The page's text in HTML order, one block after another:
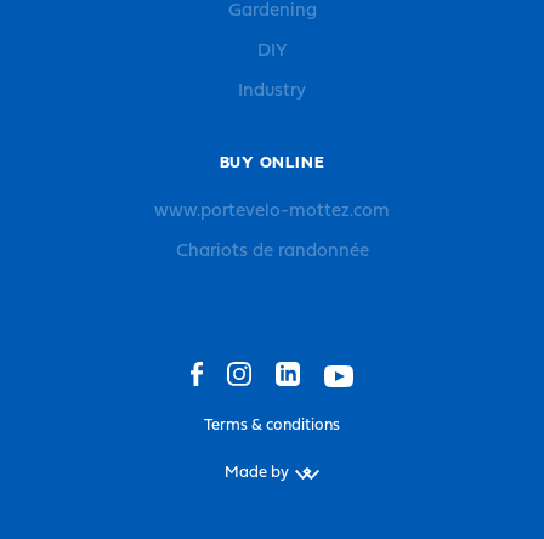
Gardening
DIY
Industry
BUY ONLINE
www.portevelo-mottez.com
Chariots de randonnée
Terms & conditions
Made by